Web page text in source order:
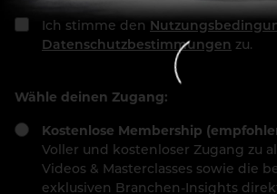
Ich stimme den
Datenschutzbestimmungen zu.
Wähle deinen Zugang:
Kostenlose Membership
Voller und kostenloser Zugang zu
Videos & Masterclasses sowie die
exklusiven Branchen-Insights